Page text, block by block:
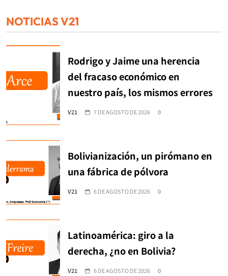
NOTICIAS V21
Rodrigo y Jaime una herencia
del fracaso económico en
nuestro país, los mismos errores
V21 7 DE AGOSTO DE 2026 0
Bolivianización, un pirómano en
una fábrica de pólvora
V21 6 DE AGOSTO DE 2026 0
Latinoamérica: giro a la
derecha, ¿no en Bolivia?
V21 6 DE AGOSTO DE 2026 0